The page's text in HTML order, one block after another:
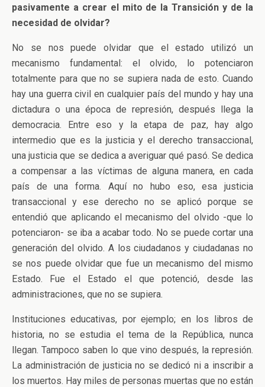
pasivamente a crear el mito de la Transición y de la
necesidad de olvidar?
No se nos puede olvidar que el estado utilizó un
mecanismo fundamental: el olvido, lo potenciaron
totalmente para que no se supiera nada de esto. Cuando
hay una guerra civil en cualquier país del mundo y hay una
dictadura o una época de represión, después llega la
democracia. Entre eso y la etapa de paz, hay algo
intermedio que es la justicia y el derecho transaccional,
una justicia que se dedica a averiguar qué pasó. Se dedica
a compensar a las víctimas de alguna manera, en cada
país de una forma. Aquí no hubo eso, esa justicia
transaccional y ese derecho no se aplicó porque se
entendió que aplicando el mecanismo del olvido -que lo
potenciaron- se iba a acabar todo. No se puede cortar una
generación del olvido. A los ciudadanos y ciudadanas no
se nos puede olvidar que fue un mecanismo del mismo
Estado. Fue el Estado el que potenció, desde las
administraciones, que no se supiera.
Instituciones educativas, por ejemplo; en los libros de
historia, no se estudia el tema de la República, nunca
llegan. Tampoco saben lo que vino después, la represión.
La administración de justicia no se dedicó ni a inscribir a
los muertos. Hay miles de personas muertas que no están